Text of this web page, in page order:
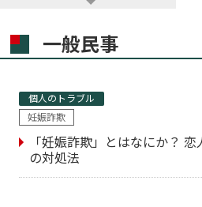
一般民事
個人のトラブル
妊娠詐欺
「妊娠詐欺」とはなにか？
の対処法